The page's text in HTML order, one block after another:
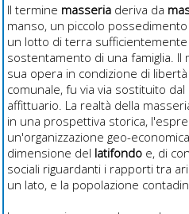
Il termine masseria deriva da
manso, un piccolo
un lotto di terra
sostentamento di una famiglia.
sua opera in condizione di
comunale, fu via via sostituito
affittuario. La realtà della
in una prospettiva storica,
un'organizzazione geo-
dimensione del latifondo e, di
sociali riguardanti i rapporti tra
un lato, e la popolazione